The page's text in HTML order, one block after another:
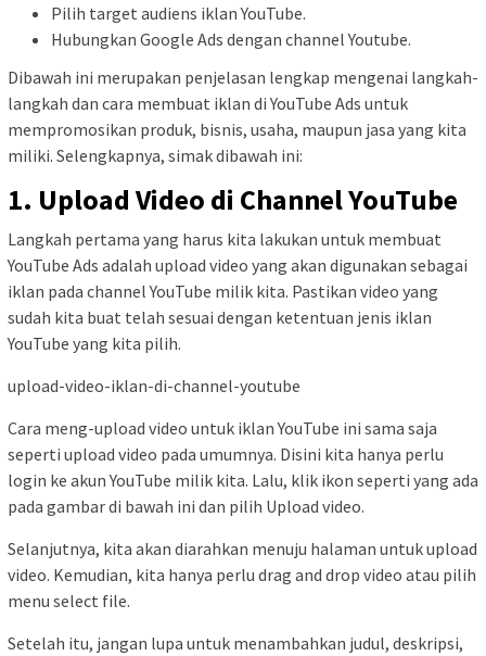
Pilih target audiens iklan YouTube.
Hubungkan Google Ads dengan channel Youtube.
Dibawah ini merupakan penjelasan lengkap mengenai langkah-
langkah dan cara membuat iklan di YouTube Ads untuk
mempromosikan produk, bisnis, usaha, maupun jasa yang kita
miliki. Selengkapnya, simak dibawah ini:
1. Upload Video di Channel YouTube
Langkah pertama yang harus kita lakukan untuk membuat
YouTube Ads adalah upload video yang akan digunakan sebagai
iklan pada channel YouTube milik kita. Pastikan video yang
sudah kita buat telah sesuai dengan ketentuan jenis iklan
YouTube yang kita pilih.
upload-video-iklan-di-channel-youtube
Cara meng-upload video untuk iklan YouTube ini sama saja
seperti upload video pada umumnya. Disini kita hanya perlu
login ke akun YouTube milik kita. Lalu, klik ikon seperti yang ada
pada gambar di bawah ini dan pilih Upload video.
Selanjutnya, kita akan diarahkan menuju halaman untuk upload
video. Kemudian, kita hanya perlu drag and drop video atau pilih
menu select file.
Setelah itu, jangan lupa untuk menambahkan judul, deskripsi,